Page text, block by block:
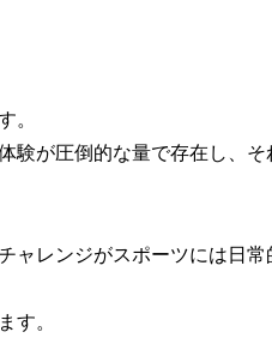
。
験が圧倒的な量で存在し、
ャレンジがスポーツには日常
す。